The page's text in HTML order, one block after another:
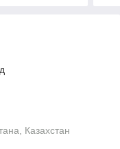
Казахстан